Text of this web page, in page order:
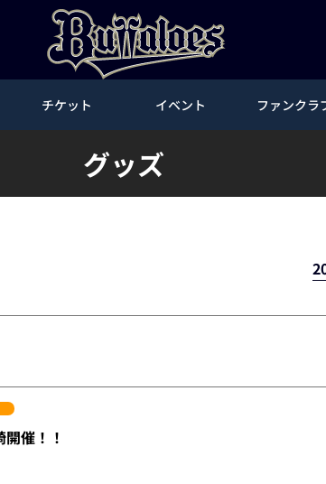
チケット イベント ファンクラ
グッズ
催！！